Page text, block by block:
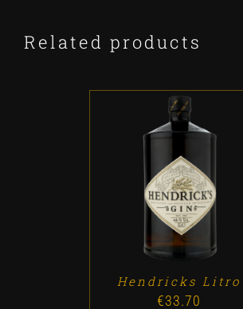
Related products
ADD TO CART / DETALLES
Hendricks Litro
€33.70